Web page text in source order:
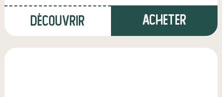
Découvrir Acheter